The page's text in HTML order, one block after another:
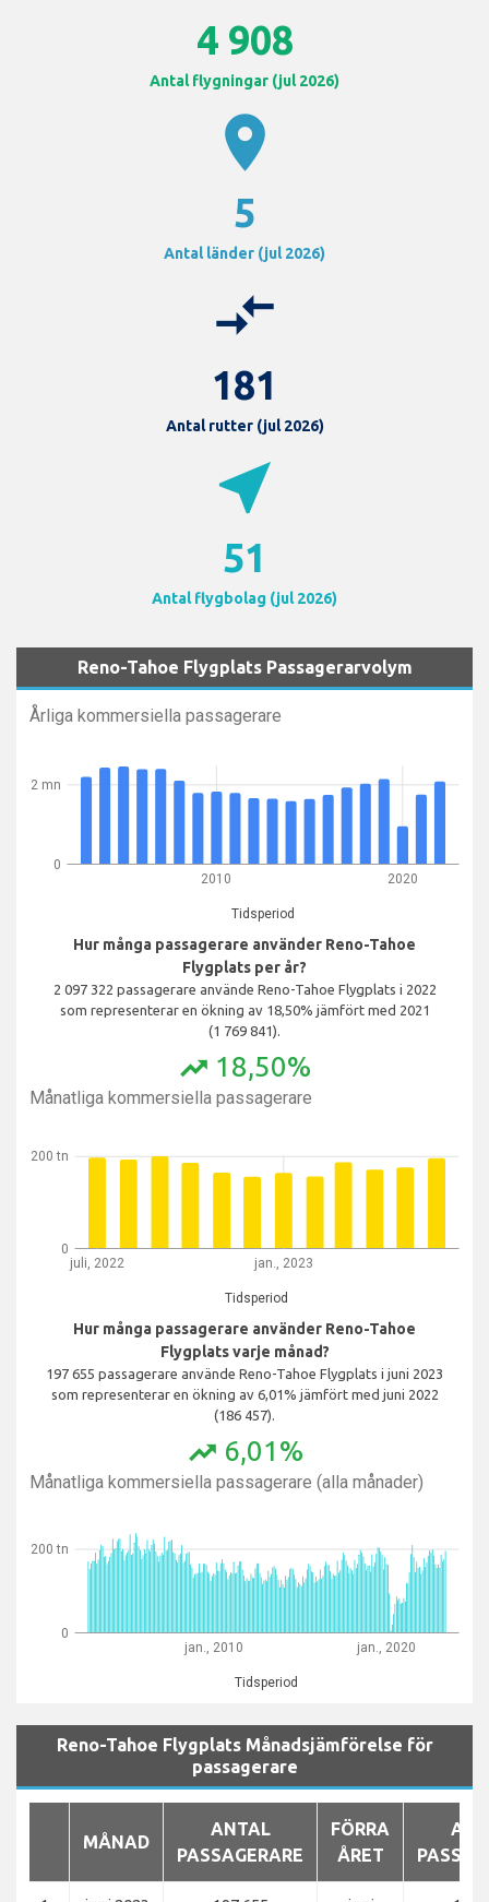
4 908
Antal flygningar (jul 2026)
location_on
5
Antal länder (jul 2026)
compare_arrows
181
Antal rutter (jul 2026)
near_me
51
Antal flygbolag (jul 2026)
Reno-Tahoe Flygplats Passagerarvolym
Årliga kommersiella passagerare
2010 2020
Tidsperiod
0
2 mn
Hur många passagerare använder Reno-Tahoe
Flygplats per år?
2 097 322 passagerare använde Reno-Tahoe Flygplats i 2022
som representerar en ökning av 18,50% jämfört med 2021
(1 769 841).
trending_up 18,50%
Månatliga kommersiella passagerare
juli, 2022 jan., 2023
Tidsperiod
0
200 tn
Hur många passagerare använder Reno-Tahoe
Flygplats varje månad?
197 655 passagerare använde Reno-Tahoe Flygplats i juni 2023
som representerar en ökning av 6,01% jämfört med juni 2022
(186 457).
trending_up 6,01%
Månatliga kommersiella passagerare (alla månader)
jan., 2010 jan., 2020
Tidsperiod
0
200 tn
Reno-Tahoe Flygplats Månadsjämförelse för
passagerare
MÅNAD
ANTAL
PASSAGERARE
FÖRRA
ÅRET